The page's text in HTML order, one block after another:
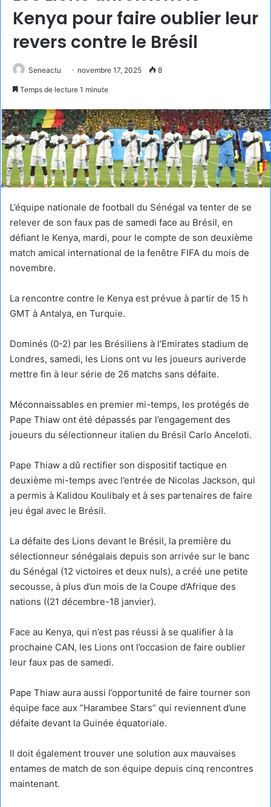
Kenya pour faire oublier leur
revers contre le Brésil
Seneactu novembre 17, 2025 8
Temps de lecture 1 minute
L’équipe nationale de football du Sénégal va tenter de se
relever de son faux pas de samedi face au Brésil, en
défiant le Kenya, mardi, pour le compte de son deuxième
match amical international de la fenêtre FIFA du mois de
novembre.
La rencontre contre le Kenya est prévue à partir de 15 h
GMT à Antalya, en Turquie.
Dominés (0-2) par les Brésiliens à l’Emirates stadium de
Londres, samedi, les Lions ont vu les joueurs auriverde
mettre fin à leur série de 26 matchs sans défaite.
Méconnaissables en premier mi-temps, les protégés de
Pape Thiaw ont été dépassés par l’engagement des
joueurs du sélectionneur italien du Brésil Carlo Anceloti.
Pape Thiaw a dû rectifier son dispositif tactique en
deuxième mi-temps avec l’entrée de Nicolas Jackson, qui
a permis à Kalidou Koulibaly et à ses partenaires de faire
jeu égal avec le Brésil.
La défaite des Lions devant le Brésil, la première du
sélectionneur sénégalais depuis son arrivée sur le banc
du Sénégal (12 victoires et deux nuls), a créé une petite
secousse, à plus d’un mois de la Coupe d’Afrique des
nations ((21 décembre-18 janvier).
Face au Kenya, qui n’est pas réussi à se qualifier à la
prochaine CAN, les Lions ont l’occasion de faire oublier
leur faux pas de samedi.
Pape Thiaw aura aussi l’opportunité de faire tourner son
équipe face aux ”Harambee Stars” qui reviennent d’une
défaite devant la Guinée équatoriale.
Il doit également trouver une solution aux mauvaises
entames de match de son équipe depuis cinq rencontres
maintenant.